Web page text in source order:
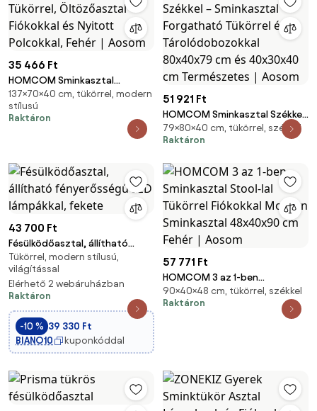
35 466 Ft
HOMCOM Sminkasztal
Tükörrel, Öltözőasztal
Fiókokkal és Nyitott Polcokkal,
Fehér | Aosom
137×70×40 cm, tükörrel, modern
stílusú
Raktáron
51 921 Ft
HOMCOM Sminkasztal Székkel
– Sminkasztal Forgatható
Tükörrel és Tárolódobozokkal
Természetes | Aosom
79×80×40 cm, tükörrel, székkel
Raktáron
43 700 Ft
Fésülködőasztal, állítható
fényerősségű LED lámpákkal,
fekete
Tükörrel, modern stílusú,
világítással
Elérhető 2 webáruházban
Raktáron
-10 % 39 330 Ft
BIANO10
kuponkóddal
57 771 Ft
HOMCOM 3 az 1-ben
Sminkasztal Stool-lal Tükörrel
Fiókokkal Modern Sminkasztal
48x40x90 cm Fehér | Aosom
90×40×48 cm, tükörrel, székkel
Raktáron